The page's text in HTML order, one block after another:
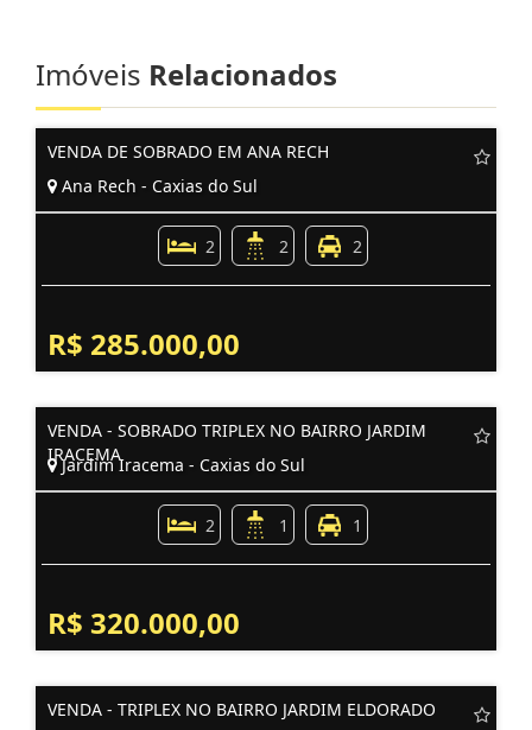
Imóveis Relacionados
VENDA DE SOBRADO EM ANA RECH
Ana Rech - Caxias do Sul
2 2 2
R$ 285.000,00
VENDA - SOBRADO TRIPLEX NO BAIRRO JARDIM
IRACEMA
Jardim Iracema - Caxias do Sul
2 1 1
R$ 320.000,00
VENDA - TRIPLEX NO BAIRRO JARDIM ELDORADO